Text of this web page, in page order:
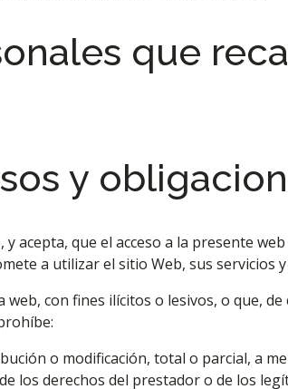
que
y
acepta, que el acceso a la presente
a utilizar el sitio Web, sus
web, con fines ilícitos o lesivos, o que,
o modificación, total o parcial, a
los derechos del prestador o de los